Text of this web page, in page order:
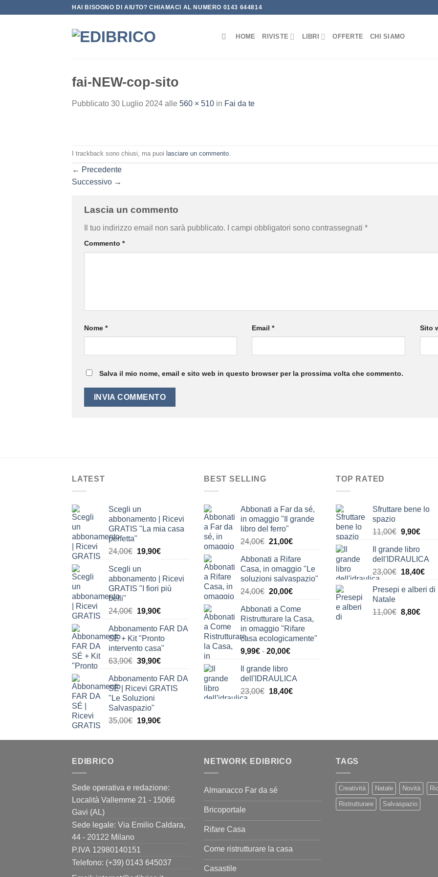
HAI BISOGNO DI AIUTO? CHIAMACI AL NUMERO 0143 644814
HOME RIVISTE LIBRI OFFERTE CHI SIAMO
fai-NEW-cop-sito
Pubblicato 30 Luglio 2024 alle 560 × 510 in Fai da te
I trackback sono chiusi, ma puoi lasciare un commento
← Precedente
Successivo →
Lascia un commento
Il tuo indirizzo email non sarà pubblicato. I campi obbligatori sono contrassegnati *
Commento *
Nome * Email* Sito
Salva il mio nome, email e sito web in questo browser per la prossima volta che commento.
LATEST
Scegli un
abbonamento | Ricevi
GRATIS "La mia casa
perfetta"
24,00€ Il
originale
era:
24,00€.
19,90€Il
è:
19,90€.
Scegli un
abbonamento | Ricevi
GRATIS "I fiori più
belli"
24,00€ Il
originale
era:
24,00€.
19,90€Il
attuale
è:
19,90€.
Abbonamento FAR DA
SÉ + Kit "Pronto
intervento casa"
63,90€ Il
originale
era:
63,90€.
39,90€Il
attuale
è:
Abbonamento FAR DA
SÉ | Ricevi GRATIS
"Le Soluzioni
Salvaspazio"
35,00€ Il
originale
19,90€Il
attuale
BEST SELLING
Abbonati a Far da sé,
in omaggio "Il grande
libro del ferro"
24,00€ Il
originale
era:
24,00€.
21,00€Il
attuale
è:
21,00€.
Abbonati a Rifare
Casa, in omaggio "Le
soluzioni salvaspazio"
24,00€ Il
originale
era:
24,00€.
20,00€Il
attuale
è:
20,00€.
Abbonati a Come
Ristrutturare la Casa,
in omaggio "Rifare
casa ecologicamente"
9,99€ - 20,00€Fascia
da
9,99€
Il grande libro
dell'IDRAULICA
23,00€ Il
18,40€Il
TOP RATED
Sfruttare bene lo
spazio
11,00€ Il
originale
era:
11,00€.
9,90€Il
è:
Il grande libro
dell'IDRAULICA
23,00€ Il
originale
23,00€.
18,40€Il
Presepi e alberi di
Natale
11,00€ Il
8,80€Il
EDIBRICO
Sede operativa e redazione:
Località Vallemme 21 - 15066
Gavi (AL)
Sede legale: Via Emilio Caldara,
44 - 20122 Milano
P.IVA 12980140151
Telefono: (+39) 0143 645037
NETWORK EDIBRICO
Almanacco Far da sé
Bricoportale
Rifare Casa
Come ristrutturare la casa
Casastile
TAGS
Creatività Natale Novità
Ristrutturare Salvaspazio